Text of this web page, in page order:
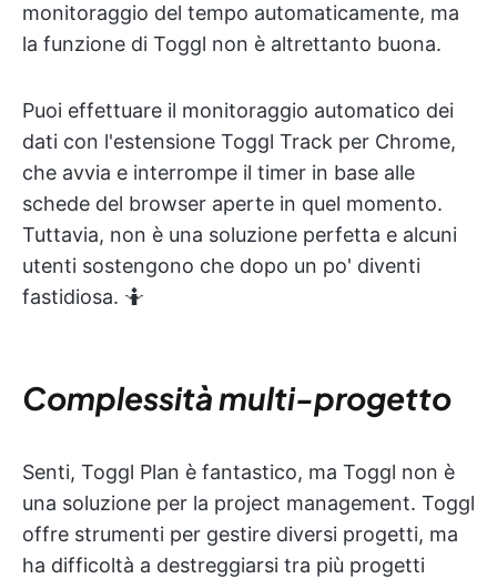
monitoraggio del tempo automaticamente, ma
la funzione di Toggl non è altrettanto buona.
Puoi effettuare il monitoraggio automatico dei
dati con l'estensione Toggl Track per Chrome,
che avvia e interrompe il timer in base alle
schede del browser aperte in quel momento.
Tuttavia, non è una soluzione perfetta e alcuni
utenti sostengono che dopo un po' diventi
fastidiosa. 🤷
Complessità multi-progetto
Senti, Toggl Plan è fantastico, ma Toggl non è
una soluzione per la project management. Toggl
offre strumenti per gestire diversi progetti, ma
ha difficoltà a destreggiarsi tra più progetti